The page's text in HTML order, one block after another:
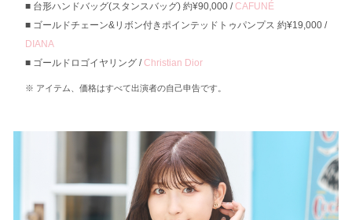
台形ハンドバッグ(スタンスバッグ) 約¥90,000 /CAFUNÉ
ゴールドチェーン&リボン付きポインテッドトゥパンプス 約¥19,000 /
DIANA
ゴールドロゴイヤリング /Christian Dior
アイテム、価格はすべて出演者の自己申告です。